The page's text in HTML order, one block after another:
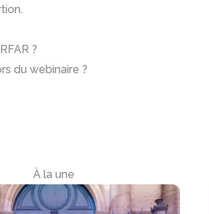
?
du webinaire ?
À la une